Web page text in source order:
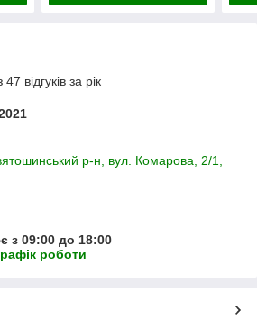
відгуків за рік
р-н, вул. Комарова, 2/1,
з 09:00 до 18:00
роботи